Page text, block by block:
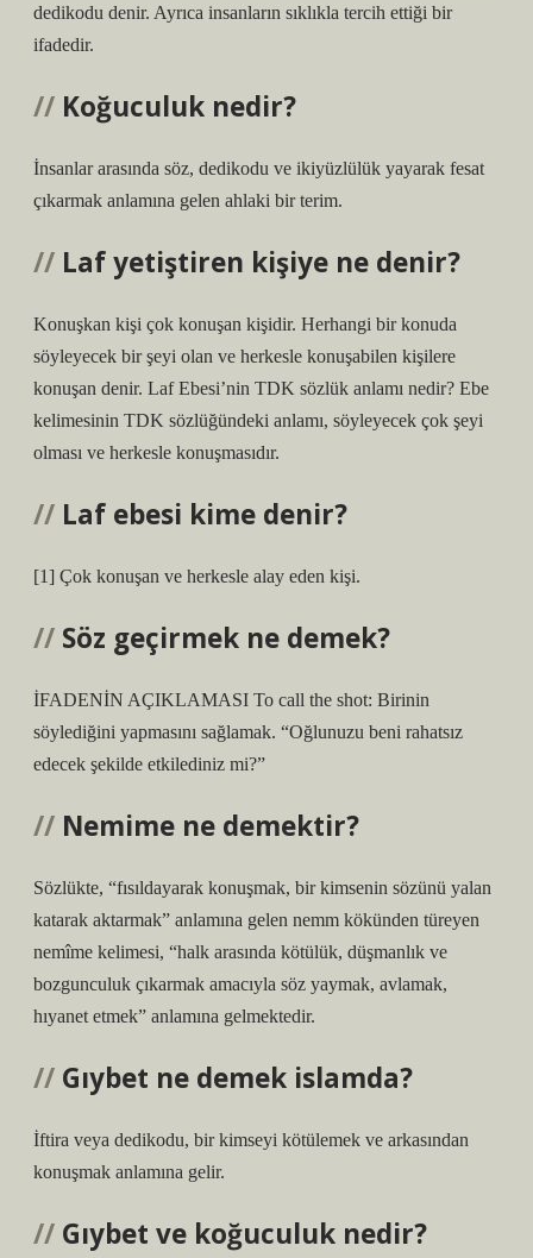
dedikodu denir. Ayrıca insanların sıklıkla tercih ettiği bir
ifadedir.
Koğuculuk nedir?
İnsanlar arasında söz, dedikodu ve ikiyüzlülük yayarak fesat
çıkarmak anlamına gelen ahlaki bir terim.
Laf yetiştiren kişiye ne denir?
Konuşkan kişi çok konuşan kişidir. Herhangi bir konuda
söyleyecek bir şeyi olan ve herkesle konuşabilen kişilere
konuşan denir. Laf Ebesi’nin TDK sözlük anlamı nedir? Ebe
kelimesinin TDK sözlüğündeki anlamı, söyleyecek çok şeyi
olması ve herkesle konuşmasıdır.
Laf ebesi kime denir?
[1] Çok konuşan ve herkesle alay eden kişi.
Söz geçirmek ne demek?
İFADENİN AÇIKLAMASI To call the shot: Birinin
söylediğini yapmasını sağlamak. “Oğlunuzu beni rahatsız
edecek şekilde etkilediniz mi?”
Nemime ne demektir?
Sözlükte, “fısıldayarak konuşmak, bir kimsenin sözünü yalan
katarak aktarmak” anlamına gelen nemm kökünden türeyen
nemîme kelimesi, “halk arasında kötülük, düşmanlık ve
bozgunculuk çıkarmak amacıyla söz yaymak, avlamak,
hıyanet etmek” anlamına gelmektedir.
Gıybet ne demek islamda?
İftira veya dedikodu, bir kimseyi kötülemek ve arkasından
konuşmak anlamına gelir.
Gıybet ve koğuculuk nedir?